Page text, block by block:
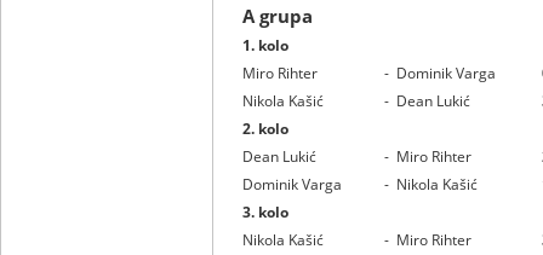
A grupa
1. kolo
Miro Rihter
- Dominik Varga
Nikola Kašić
- Dean Lukić
2. kolo
Dean Lukić
- Miro Rihter
Dominik Varga
- Nikola Kašić
3. kolo
Nikola Kašić
- Miro Rihter